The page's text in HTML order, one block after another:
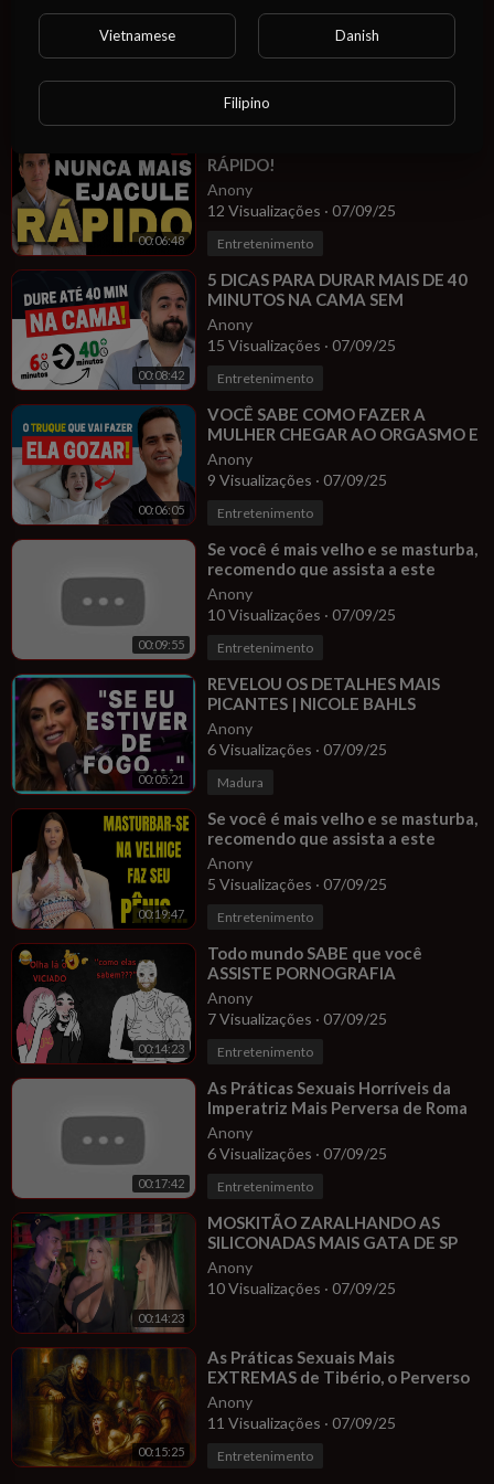
⁣TRÊS MEDICAÇÕES QUE USADAS
JUNTAS MELHORAM A EREÇÃO E
A LIBIDO E FAZ VOCE DURAR MAIS
Anony
14 Visualizações·07/09/25
Entretenimento
00:06:48
RÁPIDO!
Anony
12 Visualizações · 07/09/25
Entretenimento
00:08:42
⁣5 DICAS PARA DURAR MAIS DE 40
MINUTOS NA CAMA SEM
REMÉDIOS!
Anony
15 Visualizações · 07/09/25
Entretenimento
00:06:05
⁣VOCÊ SABE COMO FAZER A
MULHER CHEGAR AO ORGASMO E
TER MAIS PRAZER? TRUQUE DE
UROLOGISTA!
Anony
9 Visualizações · 07/09/25
Entretenimento
00:09:55
⁣Se você é mais velho e se masturba,
recomendo que assista a este
vídeo... | Dra. Sandra Pereira
Anony
10 Visualizações · 07/09/25
Entretenimento
00:05:21
⁣REVELOU OS DETALHES MAIS
PICANTES | NICOLE BAHLS
Anony
6 Visualizações · 07/09/25
Madura
00:19:47
⁣Se você é mais velho e se masturba,
recomendo que assista a este
vídeo...
Anony
5 Visualizações · 07/09/25
Entretenimento
00:14:23
⁣Todo mundo SABE que você
ASSISTE PORNOGRAFIA
Anony
7 Visualizações · 07/09/25
Entretenimento
00:17:42
⁣As Práticas Sexuais Horríveis da
Imperatriz Mais Perversa de Roma
Anony
6 Visualizações · 07/09/25
Entretenimento
00:14:23
⁣MOSKITÃO ZARALHANDO AS
SILICONADAS MAIS GATA DE SP
Anony
10 Visualizações · 07/09/25
00:15:25
⁣As Práticas Sexuais Mais
EXTREMAS de Tibério, o Perverso
Anony
11 Visualizações · 07/09/25
Entretenimento
Vietnamese Danish
Filipino